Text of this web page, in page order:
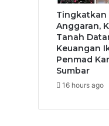
Tingkatkan
Anggaran,
Tanah
Keuangan
Penmad
Sumbar
16 hours ago